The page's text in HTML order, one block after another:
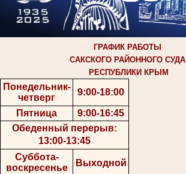
ГРАФИК РАБОТЫ
САКСКОГО РАЙОННОГО СУДА
РЕСПУБЛИКИ КРЫМ
Понедельник-
четверг
9:00-18:00
Пятница
9:00-16:45
Обеденный перерыв:
13:00-13:45
Суббота-
воскресенье
Выходной